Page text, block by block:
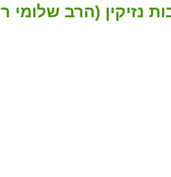
נזיקין (הרב שלומי